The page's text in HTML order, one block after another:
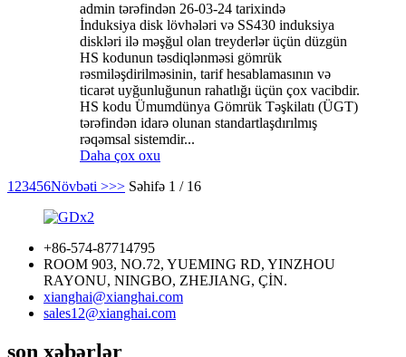
admin tərəfindən 26-03-24 tarixində
İnduksiya disk lövhələri və SS430 induksiya
diskləri ilə məşğul olan treyderlər üçün düzgün
HS kodunun təsdiqlənməsi gömrük
rəsmiləşdirilməsinin, tarif hesablamasının və
ticarət uyğunluğunun rahatlığı üçün çox vacibdir.
HS kodu Ümumdünya Gömrük Təşkilatı (ÜGT)
tərəfindən idarə olunan standartlaşdırılmış
rəqəmsal sistemdir...
Daha çox oxu
1 23456Növbəti >>> Səhifə 1 / 16
+86-574-87714795
ROOM 903, NO.72, YUEMING RD, YINZHOU
RAYONU, NINGBO, ZHEJIANG, ÇİN.
xianghai@xianghai.com
sales12@xianghai.com
son xəbərlər